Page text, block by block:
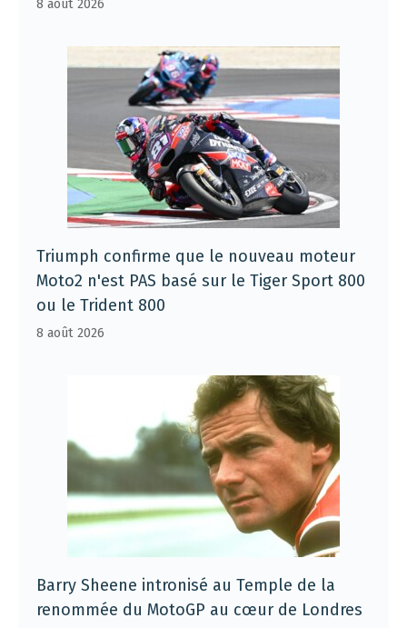
8 août 2026
Triumph confirme que le nouveau moteur
Moto2 n'est PAS basé sur le Tiger Sport 800
ou le Trident 800
8 août 2026
Barry Sheene intronisé au Temple de la
renommée du MotoGP au cœur de Londres